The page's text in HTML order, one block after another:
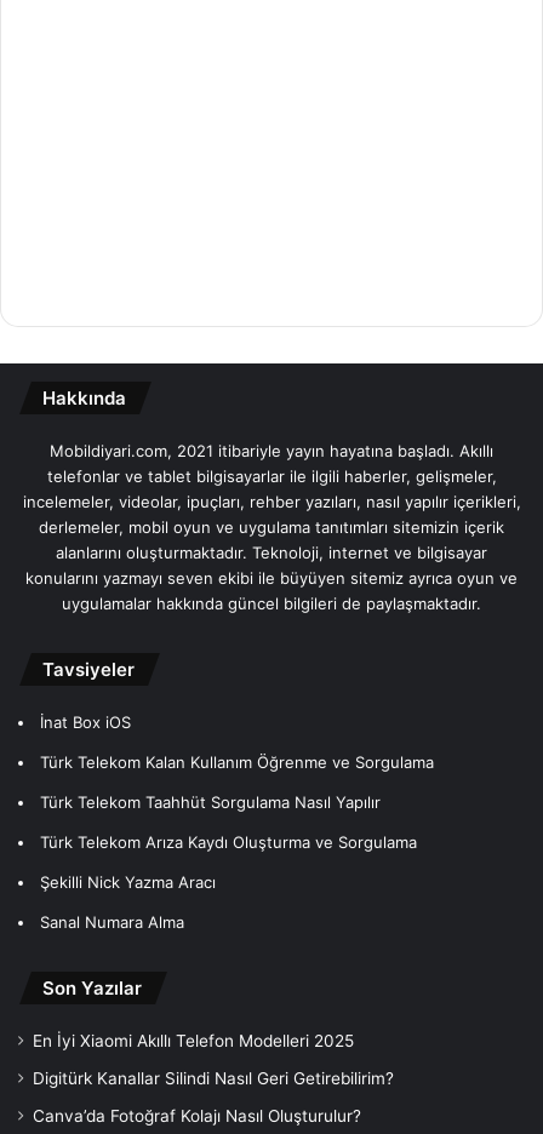
Hakkında
Mobildiyari.com, 2021 itibariyle yayın hayatına başladı. Akıllı
telefonlar ve tablet bilgisayarlar ile ilgili haberler, gelişmeler,
incelemeler, videolar, ipuçları, rehber yazıları, nasıl yapılır içerikleri,
derlemeler, mobil oyun ve uygulama tanıtımları sitemizin içerik
alanlarını oluşturmaktadır. Teknoloji, internet ve bilgisayar
konularını yazmayı seven ekibi ile büyüyen sitemiz ayrıca oyun ve
uygulamalar hakkında güncel bilgileri de paylaşmaktadır.
Tavsiyeler
İnat Box iOS
Türk Telekom Kalan Kullanım Öğrenme ve Sorgulama
Türk Telekom Taahhüt Sorgulama Nasıl Yapılır
Türk Telekom Arıza Kaydı Oluşturma ve Sorgulama
Şekilli Nick Yazma Aracı
Sanal Numara Alma
Son Yazılar
En İyi Xiaomi Akıllı Telefon Modelleri 2025
Digitürk Kanallar Silindi Nasıl Geri Getirebilirim?
Canva’da Fotoğraf Kolajı Nasıl Oluşturulur?